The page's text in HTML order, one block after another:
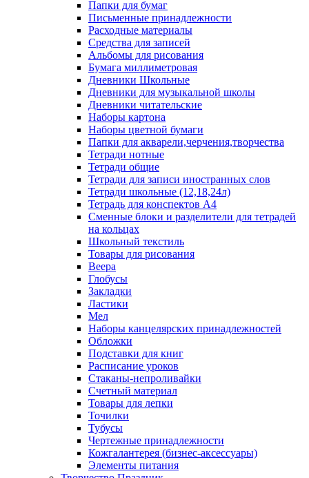
Папки для бумаг
Письменные принадлежности
Расходные материалы
Средства для записей
Альбомы для рисования
Бумага миллиметровая
Дневники Школьные
Дневники для музыкальной школы
Дневники читательские
Наборы картона
Наборы цветной бумаги
Папки для акварели,черчения,творчества
Тетради нотные
Тетради общие
Тетради для записи иностранных слов
Тетради школьные (12,18,24л)
Тетрадь для конспектов А4
Сменные блоки и разделители для тетрадей
на кольцах
Школьный текстиль
Товары для рисования
Веера
Глобусы
Закладки
Ластики
Мел
Наборы канцелярских принадлежностей
Обложки
Подставки для книг
Расписание уроков
Стаканы-непроливайки
Счетный материал
Товары для лепки
Точилки
Тубусы
Чертежные принадлежности
Кожгалантерея (бизнес-аксессуары)
Элементы питания